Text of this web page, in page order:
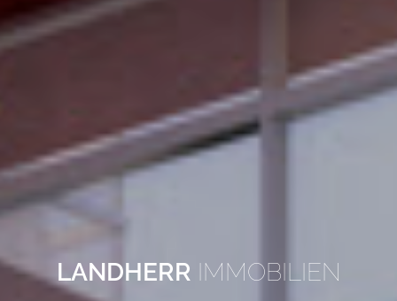
LANDHERR IMMOBILIEN